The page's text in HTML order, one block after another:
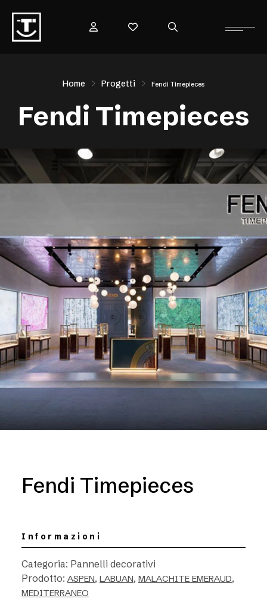
Home Progetti ​Fendi Timepieces
​Fendi Timepieces
​Fendi Timepieces
Informazioni
Categoria: Pannelli decorativi
Prodotto: ASPEN, LABUAN, MALACHITE EMERAUD,
MEDITERRANEO